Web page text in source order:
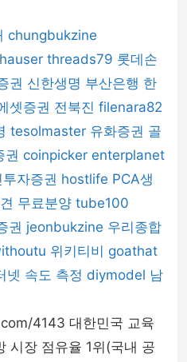
chungbukzine
threads79 롯데손
권 신한생명 부산은행 한
셋증권 전북진 filenara82
tesolmaster 유화증권 골
권 coinpicker enterplanet
투자증권 hostlife PCA생
무료분양 tube100
권 jeonbukzine 우리종합
위키티비 goathat
넷 속도 측정 diymodel 남
4143 대한민국 교육
시장 점유율 1위(국내 공